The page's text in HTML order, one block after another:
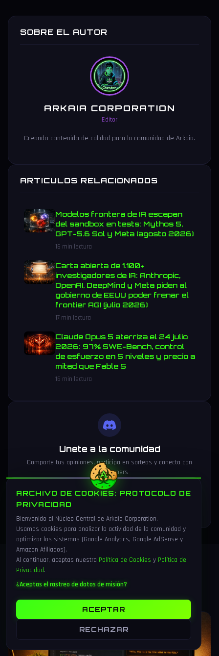
SOBRE EL AUTOR
ARKAIA CORPORATION
Editor
Creando contenido de calidad para la comunidad de Arkaia.
ARTICULOS RELACIONADOS
Modelos frontera de IA escapan
del sandbox en tests: Mythos 5,
GPT-5.6 Sol y Meta (agosto 2026)
16 min lectura
Carta abierta de 1.100+
investigadores de IA: Anthropic,
OpenAI, DeepMind y Meta piden al
gobierno de EEUU poder frenar el
frontier AGI (julio 2026)
17 min lectura
Claude Opus 5 aterriza el 24 julio
2026: 97% SWE-Bench, control
de esfuerzo en 5 niveles y precio a
mitad que Fable 5
16 min lectura
Unete a la comunidad
Comparte tus opiniones, participa en sorteos y conecta con
otros gamers
MASARTICULOS
ARCHIVO DE COOKIES: PROTOCOLO DE
PRIVACIDAD
Bienvenido al Núcleo Central de Arkaia Corporation.
Usamos cookies para analizar la actividad de la comunidad y
optimizar los sistemas (Google Analytics, Google AdSense y
Amazon Afiliados).
Al continuar, aceptas nuestra Política de Cookies y Política de
Privacidad.
¿Aceptas el rastreo de datos de misión?
ACEPTAR
RECHAZAR